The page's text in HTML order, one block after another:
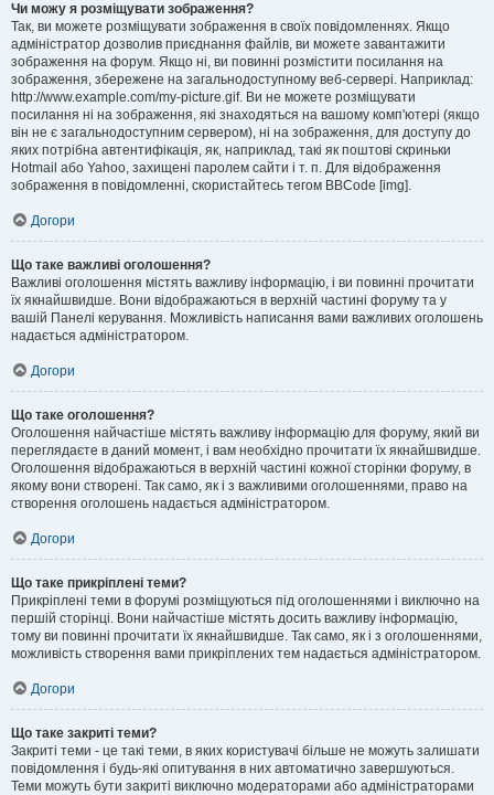
Чи можу я розміщувати зображення?
Так, ви можете розміщувати зображення в своїх повідомленнях. Якщо
адміністратор дозволив приєднання файлів, ви можете завантажити
зображення на форум. Якщо ні, ви повинні розмістити посилання на
зображення, збережене на загальнодоступному веб-сервері. Наприклад:
http://www.example.com/my-picture.gif. Ви не можете розміщувати
посилання ні на зображення, які знаходяться на вашому комп'ютері (якщо
він не є загальнодоступним сервером), ні на зображення, для доступу до
яких потрібна автентифікація, як, наприклад, такі як поштові скриньки
Hotmail або Yahoo, захищені паролем сайти і т. п. Для відображення
зображення в повідомленні, скористайтесь тегом BBCode [img].
Догори
Що таке важливі оголошення?
Важливі оголошення містять важливу інформацію, і ви повинні прочитати
їх якнайшвидше. Вони відображаються в верхній частині форуму та у
вашій Панелі керування. Можливість написання вами важливих оголошень
надається адміністратором.
Догори
Що таке оголошення?
Оголошення найчастіше містять важливу інформацію для форуму, який ви
переглядаєте в даний момент, і вам необхідно прочитати їх якнайшвидше.
Оголошення відображаються в верхній частині кожної сторінки форуму, в
якому вони створені. Так само, як і з важливими оголошеннями, право на
створення оголошень надається адміністратором.
Догори
Що таке прикріплені теми?
Прикріплені теми в форумі розміщуються під оголошеннями і виключно на
першій сторінці. Вони найчастіше містять досить важливу інформацію,
тому ви повинні прочитати їх якнайшвидше. Так само, як і з оголошеннями,
можливість створення вами прикріплених тем надається адміністратором.
Догори
Що таке закриті теми?
Закриті теми - це такі теми, в яких користувачі більше не можуть залишати
повідомлення і будь-які опитування в них автоматично завершуються.
Теми можуть бути закриті виключно модераторами або адміністраторами